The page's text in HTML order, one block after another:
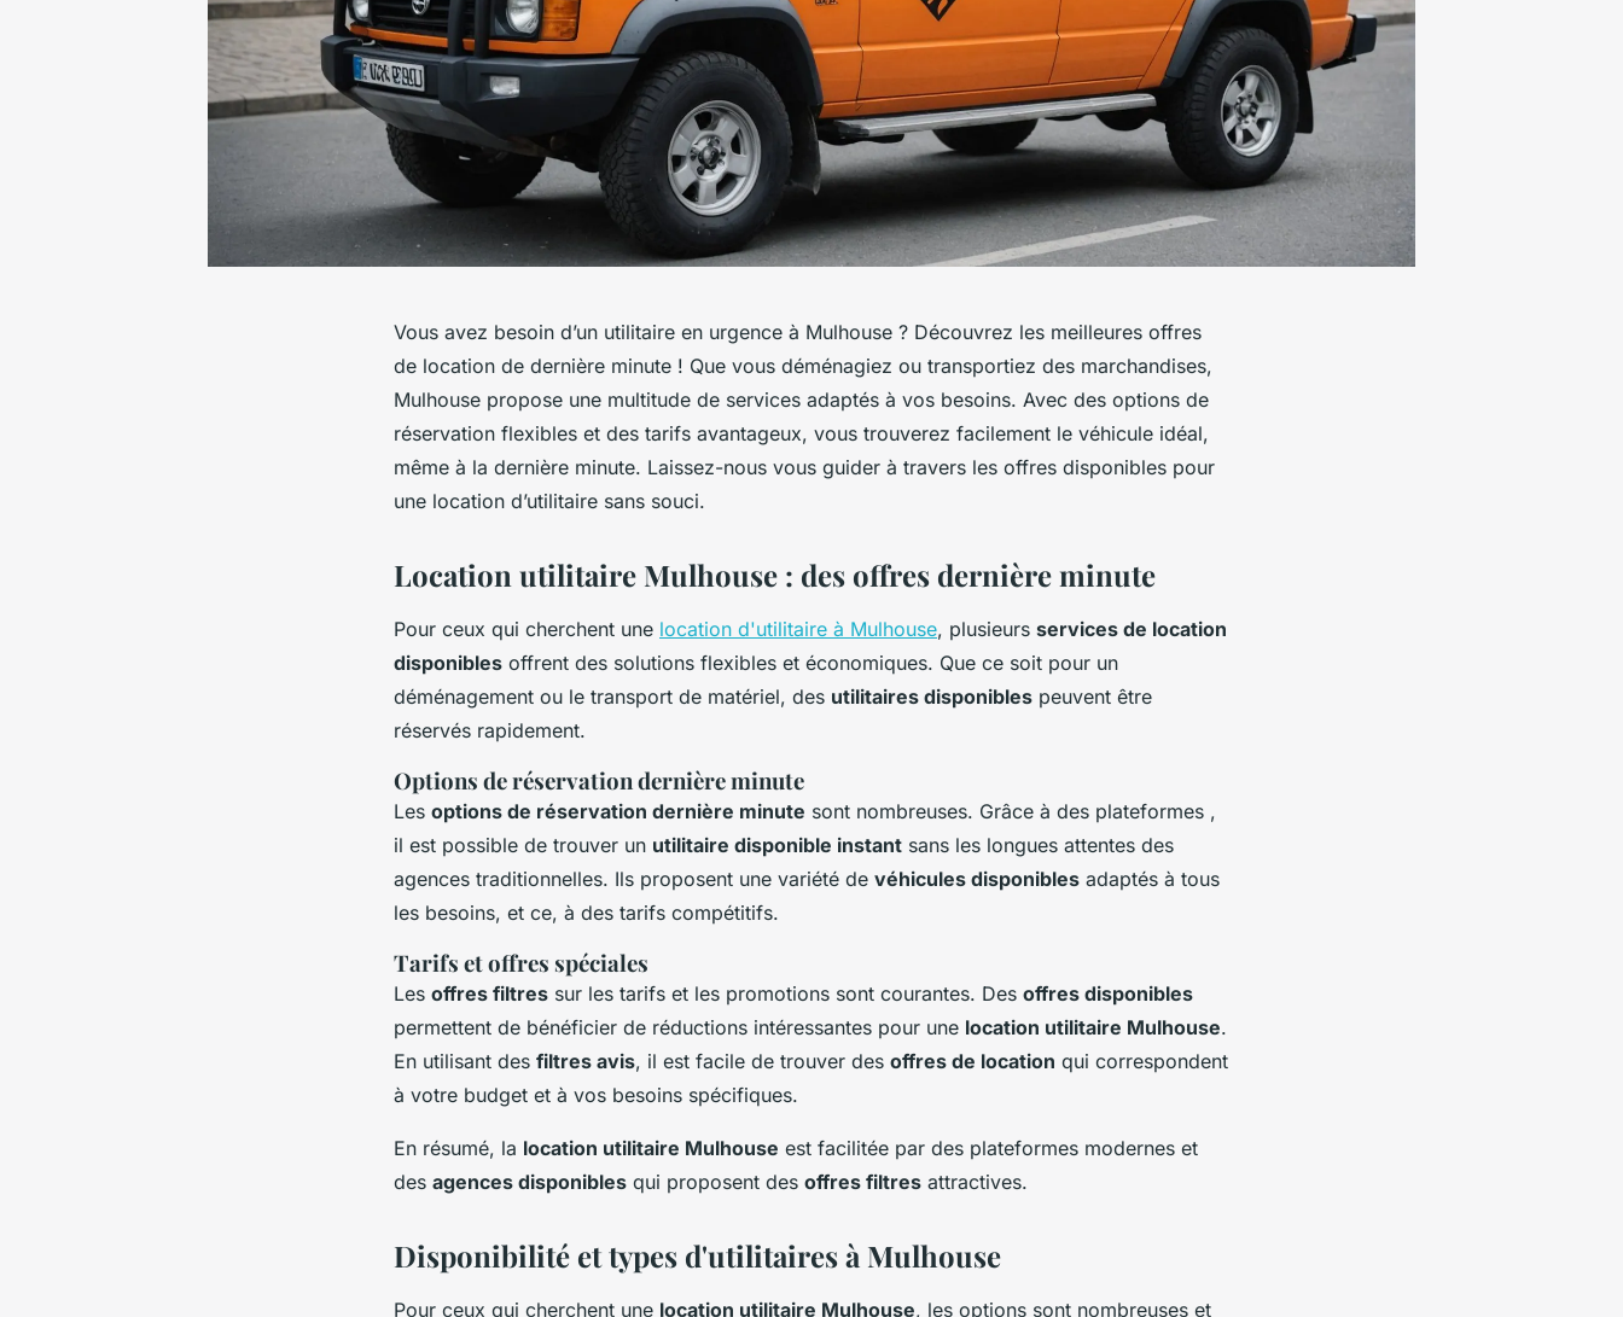
Vous avez besoin d’un utilitaire en urgence à Mulhouse ? Découvrez les meilleures offres
de location de dernière minute ! Que vous déménagiez ou transportiez des marchandises,
Mulhouse propose une multitude de services adaptés à vos besoins. Avec des options de
réservation flexibles et des tarifs avantageux, vous trouverez facilement le véhicule idéal,
même à la dernière minute. Laissez-nous vous guider à travers les offres disponibles pour
une location d’utilitaire sans souci.
Location utilitaire Mulhouse : des offres dernière minute
Pour ceux qui cherchent une location d'utilitaire à Mulhouse, plusieurs services de location
disponibles offrent des solutions flexibles et économiques. Que ce soit pour un
déménagement ou le transport de matériel, des utilitaires disponibles peuvent être
réservés rapidement.
Options de réservation dernière minute
Les options de réservation dernière minute sont nombreuses. Grâce à des plateformes ,
il est possible de trouver un utilitaire disponible instant sans les longues attentes des
agences traditionnelles. Ils proposent une variété de véhicules disponibles adaptés à tous
les besoins, et ce, à des tarifs compétitifs.
Tarifs et offres spéciales
Les offres filtres sur les tarifs et les promotions sont courantes. Des offres disponibles
permettent de bénéficier de réductions intéressantes pour une location utilitaire Mulhouse.
En utilisant des filtres avis, il est facile de trouver des offres de location qui correspondent
à votre budget et à vos besoins spécifiques.
En résumé, la location utilitaire Mulhouse est facilitée par des plateformes modernes et
des agences disponibles qui proposent des offres filtres attractives.
Disponibilité et types d'utilitaires à Mulhouse
Pour ceux qui cherchent une location utilitaire Mulhouse, les options sont nombreuses et